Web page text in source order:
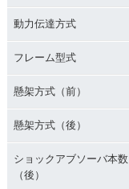
動力伝達方式
フレーム型式
懸架方式（前）
懸架方式（後）
ショックアブソーバ本数
（後）